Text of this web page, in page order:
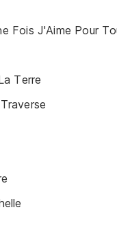
Fois J'Aime Pour
Terre